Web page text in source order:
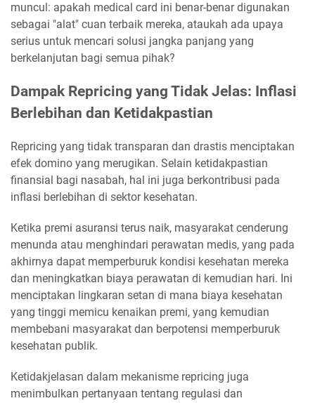
muncul: apakah medical card ini benar-benar digunakan
sebagai "alat" cuan terbaik mereka, ataukah ada upaya
serius untuk mencari solusi jangka panjang yang
berkelanjutan bagi semua pihak?
Dampak Repricing yang Tidak Jelas: Inflasi
Berlebihan dan Ketidakpastian
Repricing yang tidak transparan dan drastis menciptakan
efek domino yang merugikan. Selain ketidakpastian
finansial bagi nasabah, hal ini juga berkontribusi pada
inflasi berlebihan di sektor kesehatan.
Ketika premi asuransi terus naik, masyarakat cenderung
menunda atau menghindari perawatan medis, yang pada
akhirnya dapat memperburuk kondisi kesehatan mereka
dan meningkatkan biaya perawatan di kemudian hari. Ini
menciptakan lingkaran setan di mana biaya kesehatan
yang tinggi memicu kenaikan premi, yang kemudian
membebani masyarakat dan berpotensi memperburuk
kesehatan publik.
Ketidakjelasan dalam mekanisme repricing juga
menimbulkan pertanyaan tentang regulasi dan